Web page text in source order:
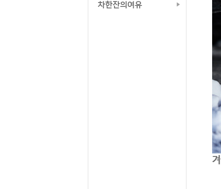
차한잔의여유